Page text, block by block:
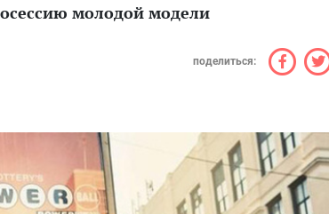
молодой модели
поделиться: